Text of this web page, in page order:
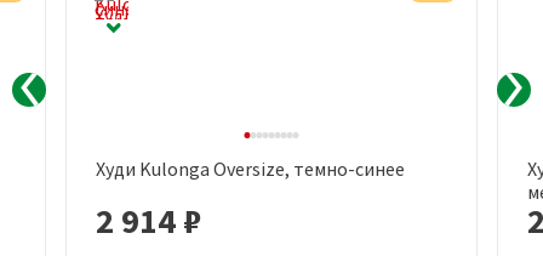
Худи Kulonga Oversize, темно-синее
2 914 ₽